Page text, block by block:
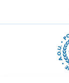
Skip to Main